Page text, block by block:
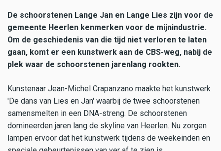
De schoorstenen Lange Jan en Lange Lies zijn voor de
gemeente Heerlen kenmerken voor de mijnindustrie.
Om de geschiedenis van die tijd niet verloren te laten
gaan, komt er een kunstwerk aan de CBS-weg, nabij de
plek waar de schoorstenen jarenlang rookten.
Kunstenaar Jean-Michel Crapanzano maakte het kunstwerk
'De dans van Lies en Jan' waarbij de twee schoorstenen
samensmelten in een DNA-streng. De schoorstenen
domineerden jaren lang de skyline van Heerlen. Nu zorgen
lampen ervoor dat het kunstwerk tijdens de weekeinden en